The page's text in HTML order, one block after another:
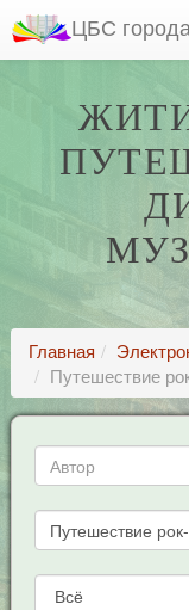
ЦБС
Главная
Путешествие